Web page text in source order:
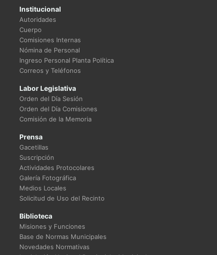
Institucional
Autoridades
Cuerpo
Comisiones Internas
Nómina de Personal
Ingreso Personal Planta Política
Correos y Teléfonos
Labor Legislativa
Orden del Día Sesión
Orden del Día Comisiones
Comisión de la Memoria
Prensa
Gacetillas
Suscripción
Actividades Protocolares
Galería Fotográfica
Medios Locales
Solicitud de Uso del Recinto
Biblioteca
Misiones y Funciones
Base de Normas Municipales
Novedades Normativas